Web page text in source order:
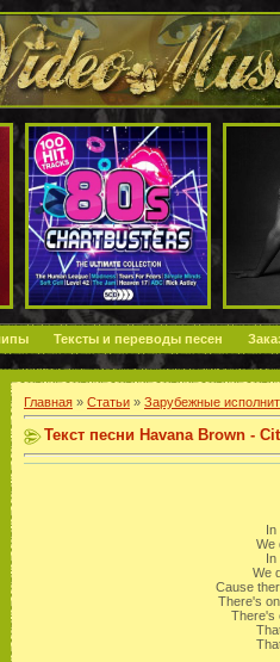
Тексты и переводы песен
Главная » Статьи » Зарубежные
Текст песни Havana Brown -
We
We
Cause
There's
There's